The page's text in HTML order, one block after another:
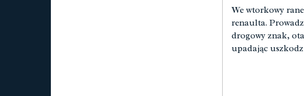
We wtorkowy
renaulta.
drogowy znak,
upadając